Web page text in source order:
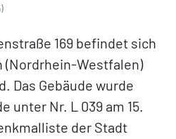
169 befindet sich
(Nordrhein-Westfalen)
Das Gebäude wurde
unter Nr. L 039 am 15.
der Stadt